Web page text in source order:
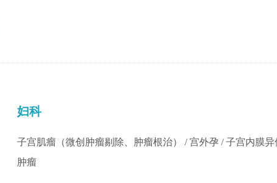
妇科
子宫肌瘤（微创肿瘤剔除、肿瘤根治） / 宫外孕 / 子宫内膜
肿瘤